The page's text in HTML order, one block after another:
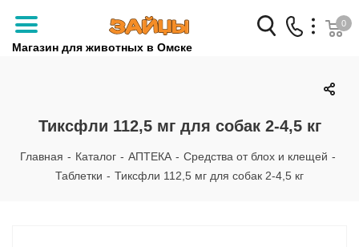
Магазин для животных в Омске
Заказать звонок
+7 (3812) 79-04-04
+7 (950) 959-88-32
0
Тиксфли 112,5 мг для собак 2-4,5 кг
Главная - Каталог - АПТЕКА - Средства от блох и клещей -
Таблетки - Тиксфли 112,5 мг для собак 2-4,5 кг